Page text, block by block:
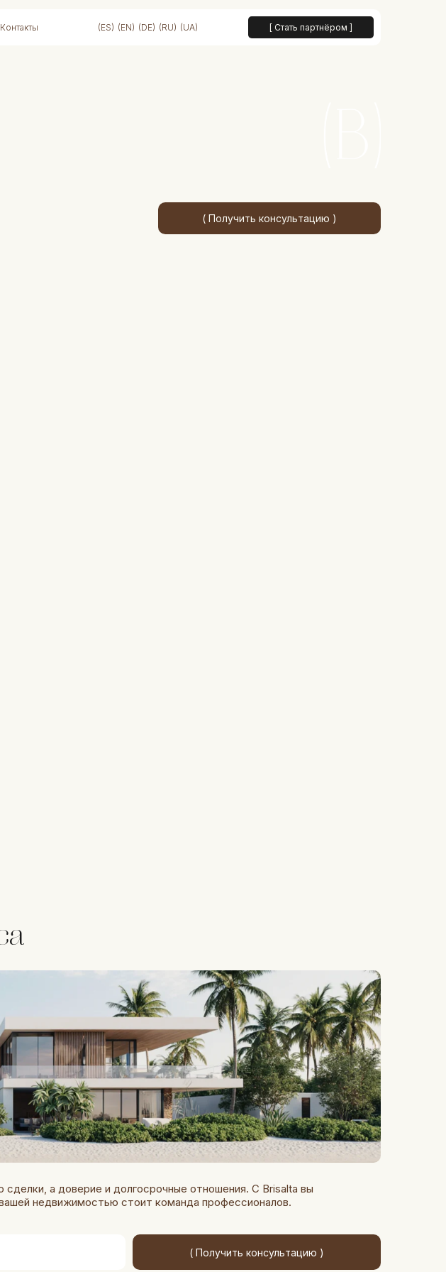
Контакты [ Стать партнёром ]
(RU)
(DE)
(EN)
(ES) (UA)
( Получить консультацию )
( Получить консультацию )
а доверие и долгосрочные отношения. С Brisalta вы
недвижимостью стоит команда профессионалов.